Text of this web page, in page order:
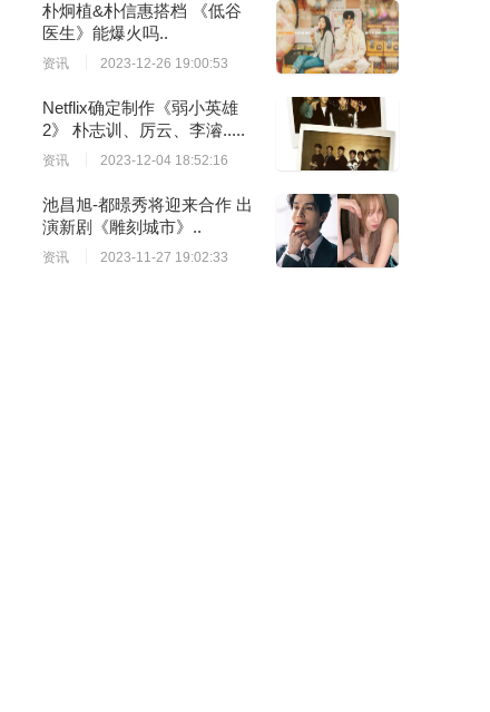
朴炯植&朴信惠搭档 《低谷
医生》能爆火吗..
资讯 2023-12-26 19:00:53
Netflix确定制作《弱小英雄
2》 朴志训、厉云、李濬.....
资讯 2023-12-04 18:52:16
池昌旭-都暻秀将迎来合作 出
演新剧《雕刻城市》..
资讯 2023-11-27 19:02:33